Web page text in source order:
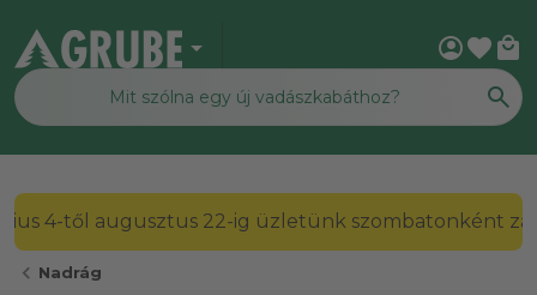
arrow_drop_down account_circlefavorite local_mall
2026. július 4-től augusztus 22-ig üzletünk
chevron_left Nadrág